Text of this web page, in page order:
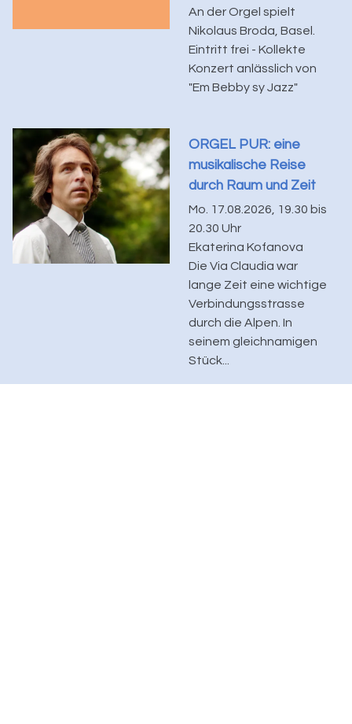
An der Orgel spielt
Nikolaus Broda, Basel.
Eintritt frei - Kollekte
Konzert anlässlich von
"Em Bebby sy Jazz"
ORGEL PUR: eine
musikalische Reise
durch Raum und Zeit
Mo. 17.08.2026, 19.30 bis
20.30 Uhr
Ekaterina Kofanova
Die Via Claudia war
lange Zeit eine wichtige
Verbindungsstrasse
durch die Alpen. In
seinem gleichnamigen
Stück...